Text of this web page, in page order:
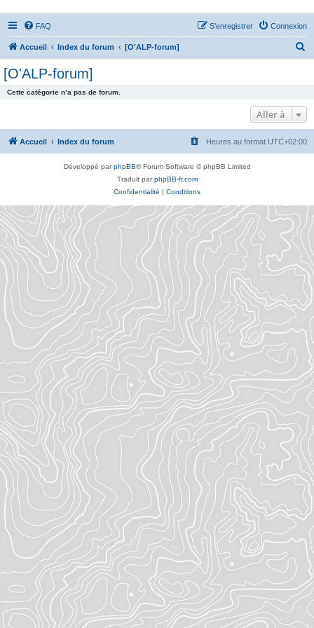
FAQ Connexion
S’enregistrer
Accueil Index du forum [O'ALP-forum]
r
[O'ALP-forum]
Cette catégorie n’a pas de forum.
Aller à
Accueil Index du forum Heures au format UTC+02:00
Développé parphpBB® Forum Software © phpBB Limited
Traduit parphpBB-fr.com
Confidentialité | Conditions